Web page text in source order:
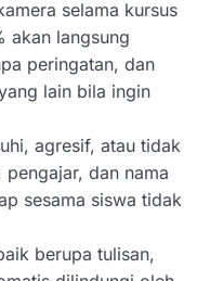
selama kursus
akan langsung
peringatan, dan
lain bila ingin
agresif, atau tidak
dan nama
sesama siswa tidak
berupa tulisan,